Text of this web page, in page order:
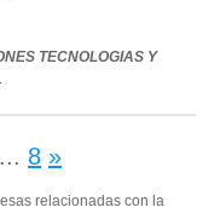
TECNOLOGIAS Y
... 8 »
relacionadas con la